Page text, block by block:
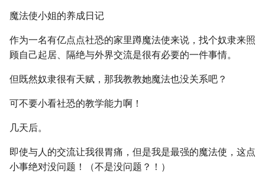
魔法使小姐的养成日记
作为一名有亿点点社恐的家里蹲魔法使来说，找个奴隶来照
顾自己起居、隔绝与外界交流是很有必要的一件事情。
但既然奴隶很有天赋，那我教教她魔法也没关系吧？
可不要小看社恐的教学能力啊！
几天后。
即使与人的交流让我很胃痛，但是我是最强的魔法使，这点
小事绝对没问题！（不是没问题？！）